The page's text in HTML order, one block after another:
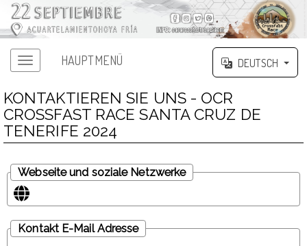
HAUPTMENÜ DEUTSCH
KONTAKTIEREN SIE UNS - OCR
CROSSFAST RACE SANTA CRUZ DE
TENERIFE 2024
Webseite und soziale Netzwerke
Kontakt E-Mail Adresse